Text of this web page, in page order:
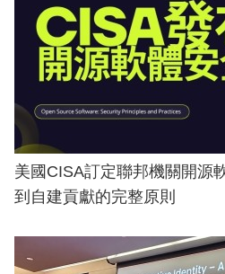
美國CISA訂定聯邦機關開源
到自建貢獻的完整原則